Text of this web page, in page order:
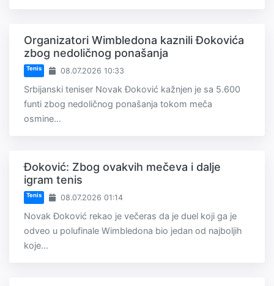
Organizatori Wimbledona kaznili Đokovića
zbog nedoličnog ponašanja
Tenis 08.07.2026 10:33
Srbijanski teniser Novak Đoković kažnjen je sa 5.600
funti zbog nedoličnog ponašanja tokom meča
osmine...
Đoković: Zbog ovakvih mečeva i dalje
igram tenis
Tenis 08.07.2026 01:14
Novak Đoković rekao je večeras da je duel koji ga je
odveo u polufinale Wimbledona bio jedan od najboljih
koje...